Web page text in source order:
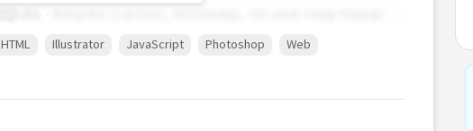
HTML Illustrator JavaScript Photoshop Web